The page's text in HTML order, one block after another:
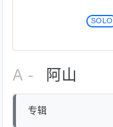
SOLO
A - 阿山
专辑